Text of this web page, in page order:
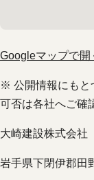
Googleマップで
※ 公開情報にもと
可否は各社へご確
大崎建設株式会社
岩手県下閉伊郡田